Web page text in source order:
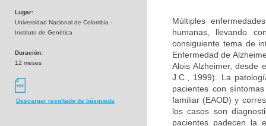
Lugar:
Universidad Nacional de Colombia -
Instituto de Genética
Duración:
12 meses
Descargar resultado de búsqueda
Múltiples
humanas, llevando
consiguiente tema de
Enfermedad de
Alois Alzheimer, desde
J.C., 1999). La
pacientes con
familiar (EAOD) y
los casos son
pacientes padecen la